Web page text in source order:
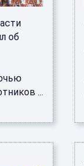
об
...